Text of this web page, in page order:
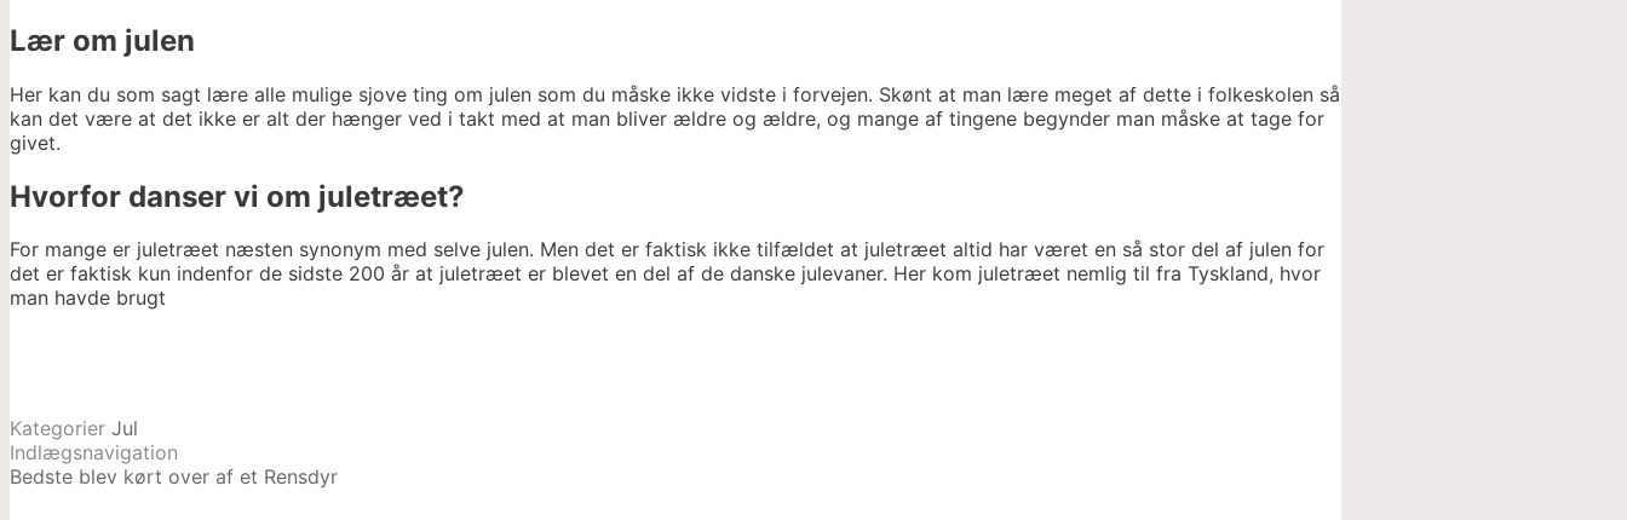
Lær om julen
Her kan du som sagt lære alle mulige sjove ting om julen som du måske ikke vidste i forvejen. Skønt at man lære meget af dette i folkeskolen så
kan det være at det ikke er alt der hænger ved i takt med at man bliver ældre og ældre, og mange af tingene begynder man måske at tage for
givet.
Hvorfor danser vi om juletræet?
For mange er juletræet næsten synonym med selve julen. Men det er faktisk ikke tilfældet at juletræet altid har været en så stor del af julen for
det er faktisk kun indenfor de sidste 200 år at juletræet er blevet en del af de danske julevaner. Her kom juletræet nemlig til fra Tyskland, hvor
man havde brugt
Kategorier Jul
Indlægsnavigation
Bedste blev kørt over af et Rensdyr